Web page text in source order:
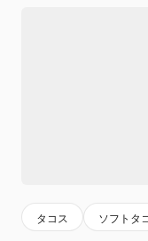
タコス ソフトタ